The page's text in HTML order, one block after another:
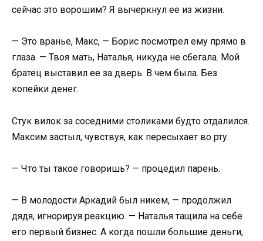
сейчас это ворошим? Я вычеркнул ее из жизни.
— Это вранье, Макс, — Борис посмотрел ему прямо в
глаза. — Твоя мать, Наталья, никуда не сбегала. Мой
братец выставил ее за дверь. В чем была. Без
копейки денег.
Стук вилок за соседними столиками будто отдалился.
Максим застыл, чувствуя, как пересыхает во рту.
— Что ты такое говоришь? — процедил парень.
— В молодости Аркадий был никем, — продолжил
дядя, игнорируя реакцию. — Наталья тащила на себе
его первый бизнес. А когда пошли большие деньги,